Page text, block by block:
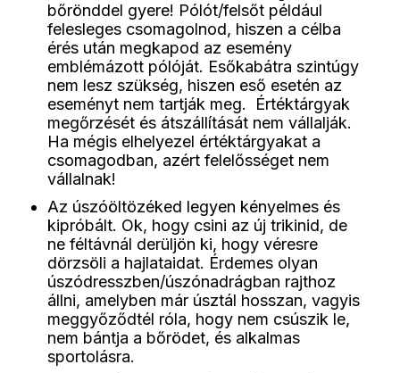
bőrönddel gyere! Pólót/felsőt például
felesleges csomagolnod, hiszen a célba
érés után megkapod az esemény
emblémázott pólóját. Esőkabátra szintúgy
nem lesz szükség, hiszen eső esetén az
eseményt nem tartják meg. Értéktárgyak
megőrzését és átszállítását nem vállalják.
Ha mégis elhelyezel értéktárgyakat a
csomagodban, azért felelősséget nem
vállalnak!
Az úszóöltözéked legyen kényelmes és
kipróbált. Ok, hogy csini az új trikinid, de
ne féltávnál derüljön ki, hogy véresre
dörzsöli a hajlataidat. Érdemes olyan
úszódresszben/úszónadrágban rajthoz
állni, amelyben már úsztál hosszan, vagyis
meggyőződtél róla, hogy nem csúszik le,
nem bántja a bőrödet, és alkalmas
sportolásra.